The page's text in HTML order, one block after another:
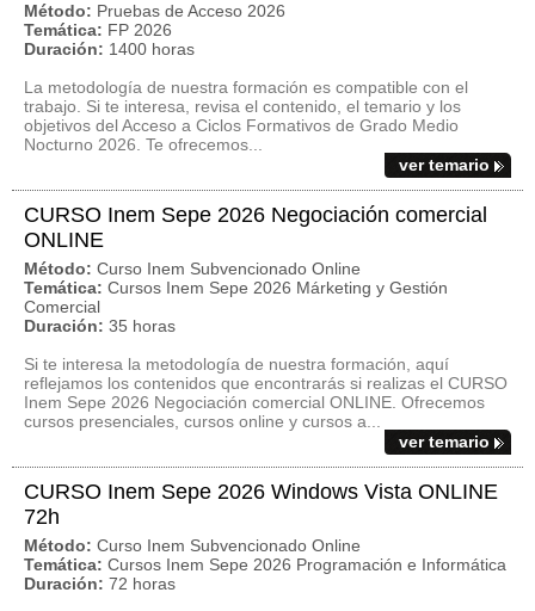
Método: Pruebas de Acceso 2026
Temática: FP 2026
Duración: 1400 horas
La metodología de nuestra formación es compatible con el
trabajo. Si te interesa, revisa el contenido, el temario y los
objetivos del Acceso a Ciclos Formativos de Grado Medio
Nocturno 2026. Te ofrecemos...
ver temario
CURSO Inem Sepe 2026 Negociación comercial
ONLINE
Método: Curso Inem Subvencionado Online
Temática: Cursos Inem Sepe 2026 Márketing y Gestión
Comercial
Duración: 35 horas
Si te interesa la metodología de nuestra formación, aquí
reflejamos los contenidos que encontrarás si realizas el CURSO
Inem Sepe 2026 Negociación comercial ONLINE. Ofrecemos
cursos presenciales, cursos online y cursos a...
ver temario
CURSO Inem Sepe 2026 Windows Vista ONLINE
72h
Método: Curso Inem Subvencionado Online
Temática: Cursos Inem Sepe 2026 Programación e Informática
Duración: 72 horas